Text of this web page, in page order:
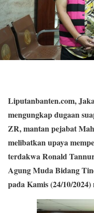
Liputanbanten.com,
mengungkap dugaan
ZR, mantan pejabat
melibatkan upaya
terdakwa Ronald
Agung Muda Bidang
pada Kamis (24/10/